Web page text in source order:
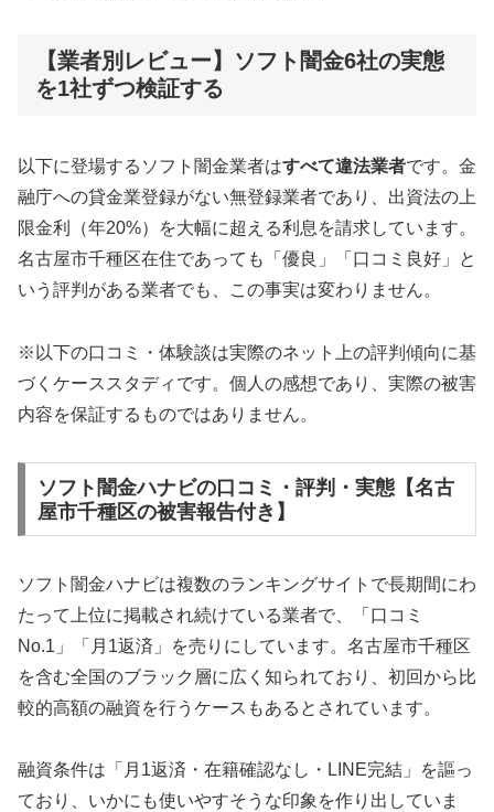
【業者別レビュー】ソフト闇金6社の実態
を1社ずつ検証する
以下に登場するソフト闇金業者はすべて違法業者です。金
融庁への貸金業登録がない無登録業者であり、出資法の上
限金利（年20%）を大幅に超える利息を請求しています。
名古屋市千種区在住であっても「優良」「口コミ良好」と
いう評判がある業者でも、この事実は変わりません。
※以下の口コミ・体験談は実際のネット上の評判傾向に基
づくケーススタディです。個人の感想であり、実際の被害
内容を保証するものではありません。
ソフト闇金ハナビの口コミ・評判・実態【名古
屋市千種区の被害報告付き】
ソフト闇金ハナビは複数のランキングサイトで長期間にわ
たって上位に掲載され続けている業者で、「口コミ
No.1」「月1返済」を売りにしています。名古屋市千種区
を含む全国のブラック層に広く知られており、初回から比
較的高額の融資を行うケースもあるとされています。
融資条件は「月1返済・在籍確認なし・LINE完結」を謳っ
ており、いかにも使いやすそうな印象を作り出していま